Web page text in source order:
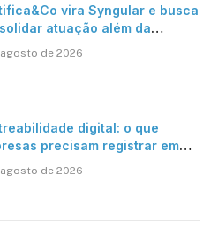
vira Syngular e busca
atuação além da
de 2026
digital: o que
precisam registrar em
de 2026